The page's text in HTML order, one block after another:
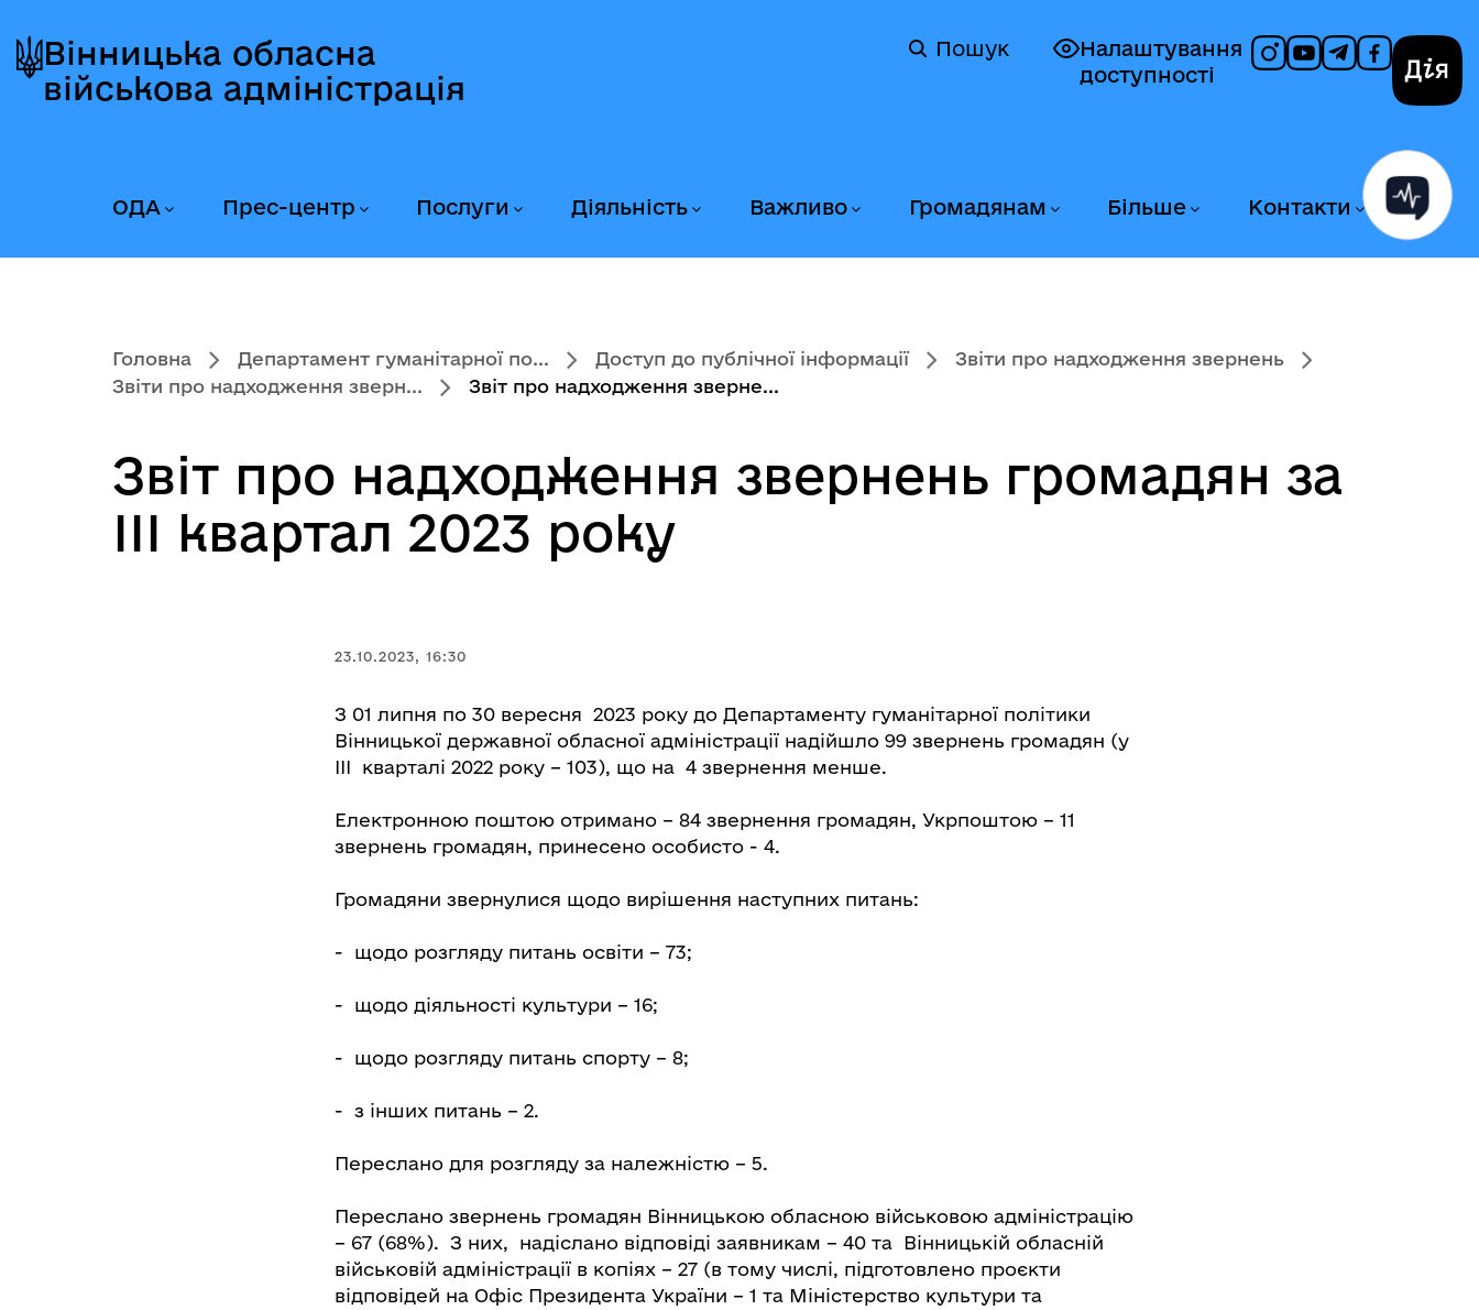
до
головного
до
головного
вмісту
до
головного
колонтитула
Вінницька обласна
військова адміністрація
Налаштування
доступності
Пошук
ОДА Прес-центр Послуги Діяльність Важливо Громадянам Більше Контакти
Головна Департамент гуманітарної по... Доступ до публічної інформації
Звіти про надходження звернень
Звіти про надходження зверн...
Звіт про надходження зверне...
Звіт про надходження звернень громадян за
ІІІ квартал 2023 року
23.10.2023, 16:30
З 01 липня по 30 вересня 2023 року до Департаменту гуманітарної політики
Вінницької державної обласної адміністрації надійшло 99 звернень громадян (у
ІІІ кварталі 2022 року – 103), що на 4 звернення менше.
Електронною поштою отримано – 84 звернення громадян, Укрпоштою – 11
звернень громадян, принесено особисто - 4.
Громадяни звернулися щодо вирішення наступних питань:
- щодо розгляду питань освіти – 73;
- щодо діяльності культури – 16;
- щодо розгляду питань спорту – 8;
- з інших питань – 2.
Переслано для розгляду за належністю – 5.
Переслано звернень громадян Вінницькою обласною військовою адміністрацію
– 67 (68%). З них, надіслано відповіді заявникам – 40 та Вінницькій обласній
військовій адміністрації в копіях – 27 (в тому числі, підготовлено проєкти
відповідей на Офіс Президента України – 1 та Міністерство культури та